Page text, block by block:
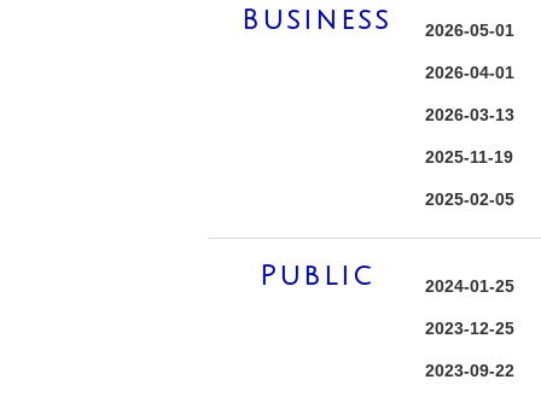
Business 2026-05-01
2026-04-01
2026-03-13
2025-11-19
2025-02-05
Public 2024-01-25
2023-12-25
2023-09-22